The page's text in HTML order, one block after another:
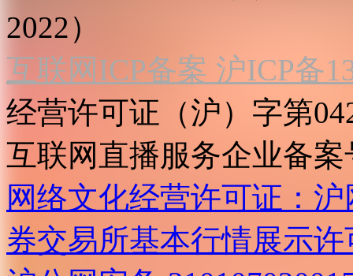
2022）
互联网ICP备案 沪ICP备
经营许可证（沪）字第
互联网直播服务企业备案
网络文化经营许可证：
券交易所基本行情展示许